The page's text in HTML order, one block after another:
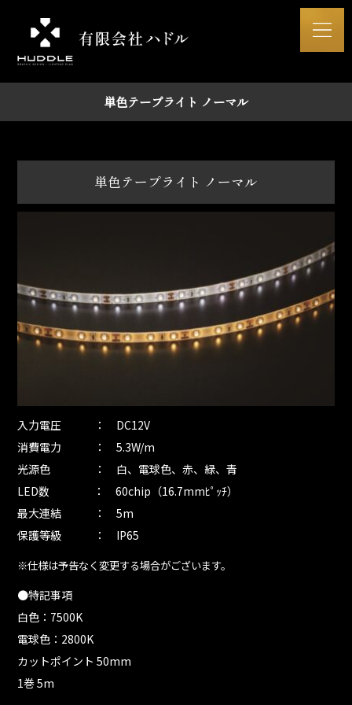
単色テープライト ノーマル
単色テープライト ノーマル
入力電圧 ： DC12V
消費電力 ： 5.3W/m
光源色 ： 白、電球色、赤、緑、青
LED数 ： 60chip（16.7mmﾋﾟｯﾁ）
最大連結 ： 5m
保護等級 ： IP65
※仕様は予告なく変更する場合がございます。
●特記事項
白色：7500K
電球色：2800K
カットポイント 50mm
1巻 5m